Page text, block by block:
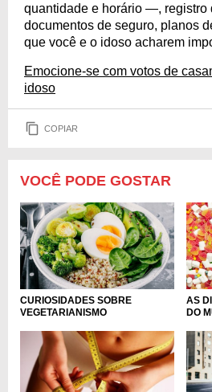
quantidade e horário —, registro
documentos de seguro, planos
que você e o idoso acharem
Emocione-se com votos de
idoso
COPIAR
VOCÊ PODE GOSTAR
CURIOSIDADES SOBRE
VEGETARIANISMO
AS
DO